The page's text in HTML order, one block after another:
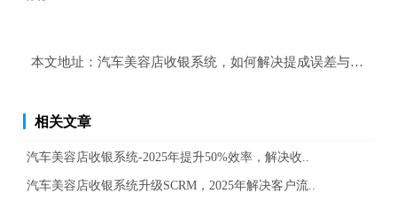
本文地址： 汽车美容店收银系统，如何解决提成误差与激励难
相关文章
汽车美容店收银系统-2025年提升50%效率，解决收..
汽车美容店收银系统升级SCRM，2025年解决客户流..